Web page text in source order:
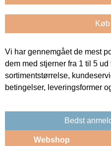
Vi har gennemgået de mest
dem med stjerner fra 1 til 5
sortimentstørrelse,
betingelser, leveringsformer
Bedst
Webshop